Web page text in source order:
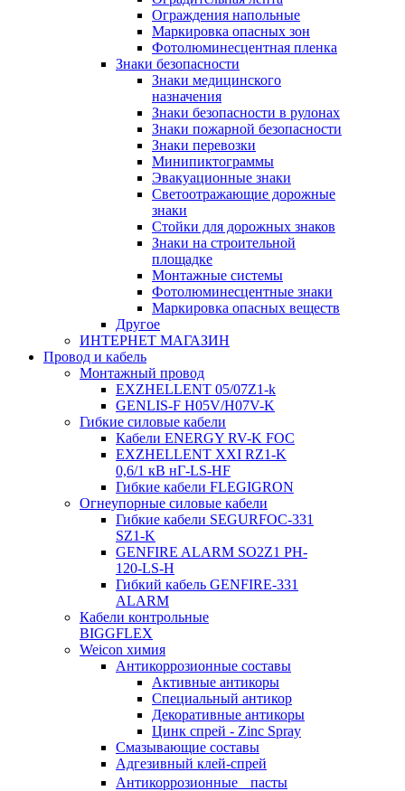
Ограждения напольные
Маркировка опасных зон
Фотолюминесцентная пленка
Знаки безопасности
Знаки медицинского
назначения
Знаки безопасности в рулонах
Знаки пожарной безопасности
Знаки перевозки
Минипиктограммы
Эвакуационные знаки
Светоотражающие дорожные
знаки
Стойки для дорожных знаков
Знаки на строительной
площадке
Монтажные системы
Фотолюминесцентные знаки
Маркировка опасных веществ
Другое
ИНТЕРНЕТ МАГАЗИН
Провод и кабель
Монтажный провод
EXZHELLENT 05/07Z1-k
GENLIS-F Н05V/H07V-K
Гибкие силовые кабели
Кабели ENERGY RV-K FOC
EXZHELLENT XXI RZ1-K
0,6/1 кВ нГ-LS-HF
Гибкие кабели FLEGIGRON
Огнеупорные силовые кабели
Гибкие кабели SEGURFOC-331
SZ1-K
GENFIRE ALARM SO2Z1 PH-
120-LS-H
Гибкий кабель GENFIRE-331
ALARM
Кабели контрольные
BIGGFLEX
Weicon химия
Антикоррозионные составы
Активные антикоры
Специальный антикор
Декоративные антикоры
Цинк спрей - Zinc Spray
Смазывающие составы
Адгезивный клей-спрей
Антикоррозионные пасты